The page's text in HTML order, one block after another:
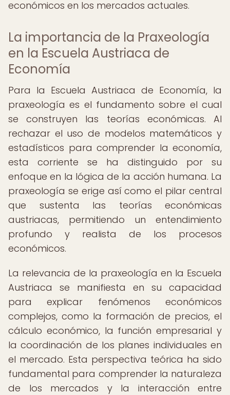
económicos en los mercados actuales.
La importancia de la Praxeología
en la Escuela Austriaca de
Economía
Para la Escuela Austriaca de Economía, la
praxeología es el fundamento sobre el cual
se construyen las teorías económicas. Al
rechazar el uso de modelos matemáticos y
estadísticos para comprender la economía,
esta corriente se ha distinguido por su
enfoque en la lógica de la acción humana. La
praxeología se erige así como el pilar central
que sustenta las teorías económicas
austriacas, permitiendo un entendimiento
profundo y realista de los procesos
económicos.
La relevancia de la praxeología en la Escuela
Austriaca se manifiesta en su capacidad
para explicar fenómenos económicos
complejos, como la formación de precios, el
cálculo económico, la función empresarial y
la coordinación de los planes individuales en
el mercado. Esta perspectiva teórica ha sido
fundamental para comprender la naturaleza
de los mercados y la interacción entre